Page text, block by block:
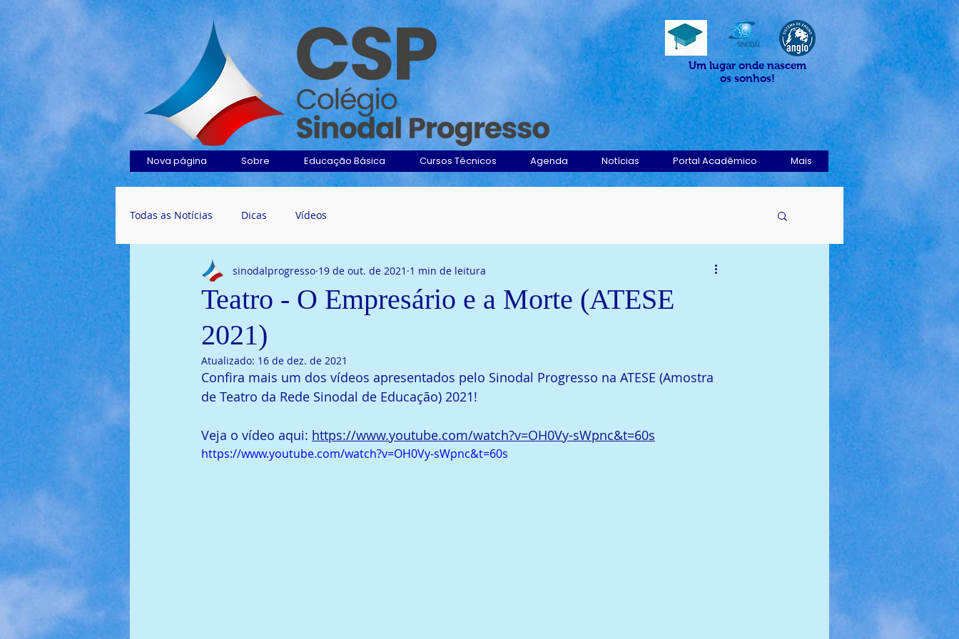
Um lugar onde nascem
os sonhos!
Nova página Sobre Educação Básica Cursos Técnicos Agenda Notícias Portal Acadêmico Mais
Todas as Notícias Dicas Vídeos
Teatro - O Empresário e a Morte (ATESE
2021)
sinodalprogresso 19 de out. de 2021 1 min de leitura
Atualizado: 16 de dez. de 2021
Confira mais um dos vídeos apresentados pelo Sinodal Progresso na ATESE (Amostra
de Teatro da Rede Sinodal de Educação) 2021!
Veja o vídeo aqui: https://www.youtube.com/watch?v=OH0Vy-sWpnc&t=60s
https://www.youtube.com/watch?v=OH0Vy-sWpnc&t=60s